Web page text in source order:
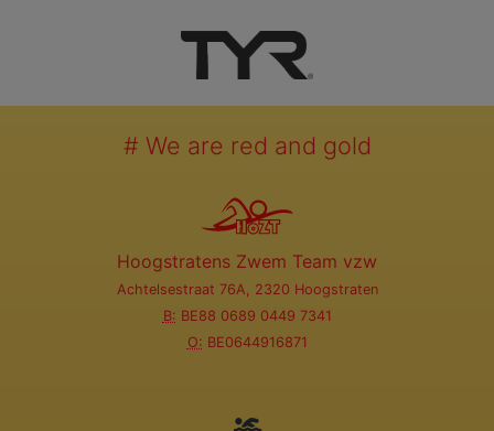
# We are red and gold
Hoogstratens Zwem Team vzw
Achtelsestraat 76A, 2320 Hoogstraten
B: BE88 0689 0449 7341
O: BE0644916871